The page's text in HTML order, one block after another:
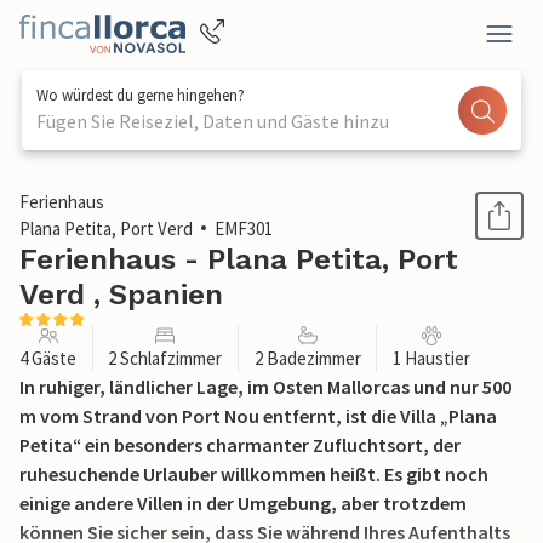
Wo würdest du gerne hingehen?
Fügen Sie Reiseziel, Daten und Gäste hinzu
1 / 47
Ferienhaus
Plana Petita, Port Verd
EMF301
Ferienhaus - Plana Petita, Port
Verd , Spanien
4 Gäste 2 Schlafzimmer 2 Badezimmer 1 Haustier
In ruhiger, ländlicher Lage, im Osten Mallorcas und nur 500
m vom Strand von Port Nou entfernt, ist die Villa „Plana
Petita“ ein besonders charmanter Zufluchtsort, der
ruhesuchende Urlauber willkommen heißt. Es gibt noch
einige andere Villen in der Umgebung, aber trotzdem
können Sie sicher sein, dass Sie während Ihres Aufenthalts